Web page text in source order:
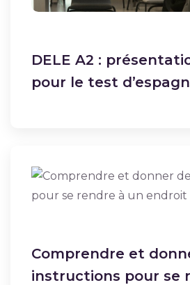
DELE A2 :
pour le test
Comprendre et
instructions pour se